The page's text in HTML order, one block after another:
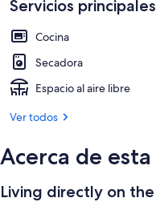
Servicios principales
Cocina
Secadora
Espacio al aire libre
Ver todos
Acerca de
Living directly on the